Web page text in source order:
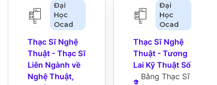
Đại
Học
Ocad
Thạc Sĩ Nghệ
Thuật - Thạc Sĩ
Liên Ngành về
Nghệ Thuật,
Đại
Học
Ocad
Thạc Sĩ Nghệ
Thuật - Tương
Lai Kỹ Thuật Số
Bằng Thạc Sĩ